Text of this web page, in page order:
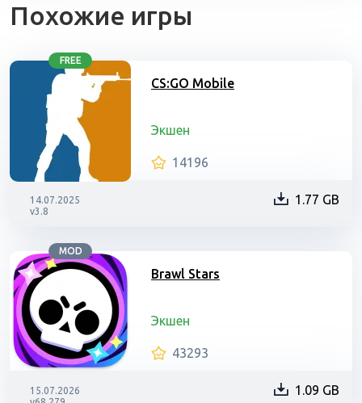
Похожие игры
FREE
CS:GO Mobile
Экшен
14196
14.07.2025
v3.8
1.77 GB
MOD
Brawl Stars
Экшен
43293
15.07.2026
1.09 GB